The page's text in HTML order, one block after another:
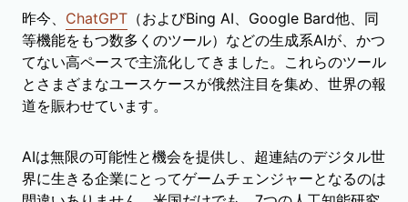
昨今、 ChatGPT （およびBing AI、Google Bard他、同
等機能をもつ数多くのツール）などの生成系AIが、かつ
てない高ペースで主流化してきました。これらのツール
とさまざまなユースケースが俄然注目を集め、世界の報
道を賑わせています。
AIは無限の可能性と機会を提供し、超連結のデジタル世
界に生きる企業にとってゲームチェンジャーとなるのは